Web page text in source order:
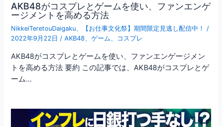
AKB48がコスプレとゲームを使い、ファンエンゲ
ージメントを高める方法
NikkeiTeretouDaigaku、 【お仕事文化祭】期間限定見逃し配信中！ /
2022年9月22日 /AKB48、ゲーム、 コスプレ
AKB48がコスプレとゲームを使い、ファンエンゲージメン
トを高める方法 要約 この記事では、AKB48がコスプレとゲ
ーム…